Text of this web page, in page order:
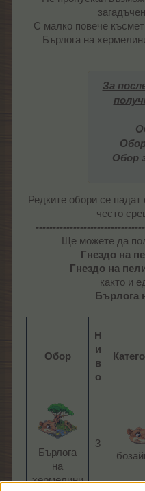
С малко повече
Бърлога на
За
Обор
Редките обори се
често
Ще можете да
Гнездо на
Гнездо на
както и
Бърлога
Обор
Н
и
в
о
Бърлога
на
хермелини​
3​